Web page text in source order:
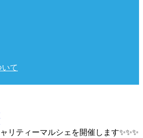
て
リティーマルシェを開催します✨✨✨